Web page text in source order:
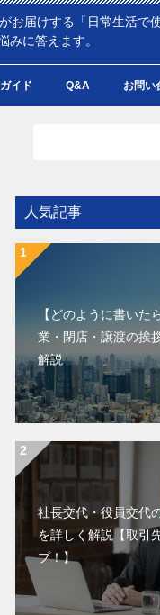
届けする「日常生活で
みに答えます。
イド Q&A お問い
人気記事
【どのように書いた
業・閉店・譲渡の挨
解説
社長交代・役員交代
を詳しく解説【取引
プ！】